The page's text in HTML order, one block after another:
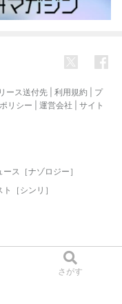
さがす
ース送付先 利用規約
プ
リシー 運営会社
サイト
ス［ナゾロジー］
［シンリ］